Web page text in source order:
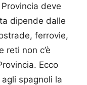
deve
dipende dalle
ferrovie,
reti non c’è
Ecco
spagnoli la